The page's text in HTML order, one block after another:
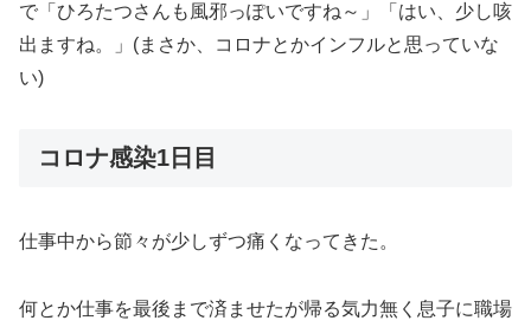
で「ひろたつさんも風邪っぽいですね～」「はい、少し咳
出ますね。」(まさか、コロナとかインフルと思っていな
い)
コロナ感染1日目
仕事中から節々が少しずつ痛くなってきた。
何とか仕事を最後まで済ませたが帰る気力無く息子に職場